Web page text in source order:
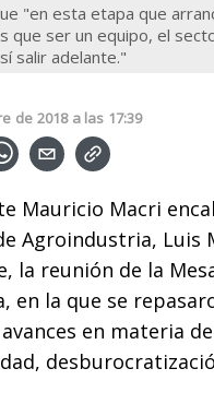
"en esta etapa que
que ser un equipo, el
salir adelante."
de 2018 a las 17:39
Mauricio Macri
Agroindustria, Luis
la reunión de la
en la que se
en materia de